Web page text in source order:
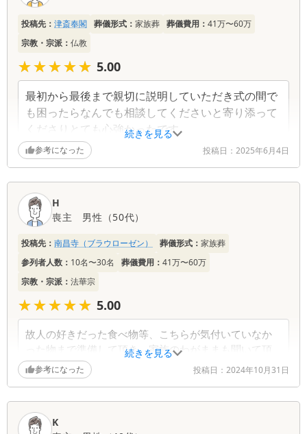
当の方が火葬場へ移動するときに家の前を通れるよ
うに手配してくれました。 感謝しかありません。
最初から最後まで本当に親身に対応していただきあ
りがとうございました。
続きを見る
投稿先： 津斎奉閣 葬儀形式： 家族葬 葬儀費用： 41万〜60万
宗教・宗派： 仏教
★★★★★
★★★★★ 5.00
最初から最後まで親切に説明していただき式の間で
も困ったらなんでも相談してくださいと寄り添って
くださりとても心強かったです。
参考になった 投稿日： 2025年6月4日
続きを見る
H
喪主
男性 （50代）
投稿先： 南昌寺（ブラウローゼン） 葬儀形式： 家族葬
参列者人数： 10名〜30名 葬儀費用： 41万〜60万
宗教・宗派： 法華宗
★★★★★
★★★★★ 5.00
故人の好きだった食べ物等、こちらが気付いていなか
った物まで準備して頂き、家族のわがままも聞いて頂
けたから。大変お世話になりました。ありがとうござ
いました。
参考になった 投稿日： 2024年10月31日
K